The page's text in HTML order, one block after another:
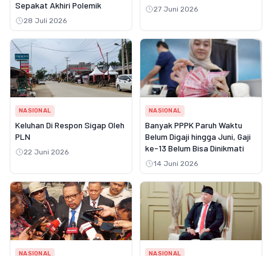
Sepakat Akhiri Polemik
28 Juli 2026
27 Juni 2026
NASIONAL
Keluhan Di Respon Sigap Oleh
PLN
22 Juni 2026
NASIONAL
Banyak PPPK Paruh Waktu
Belum Digaji hingga Juni, Gaji
ke-13 Belum Bisa Dinikmati
14 Juni 2026
NASIONAL NASIONAL